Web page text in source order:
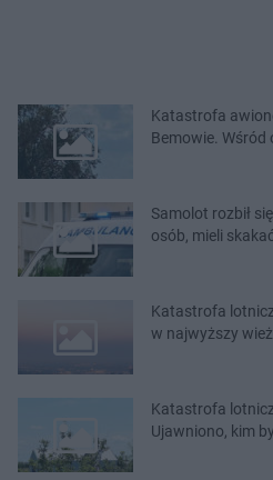
Katastrofa
Bemowie. Wśród
Samolot rozbił
osób, mieli
Katastrofa
w najwyższy
Katastrofa
Ujawniono, kim